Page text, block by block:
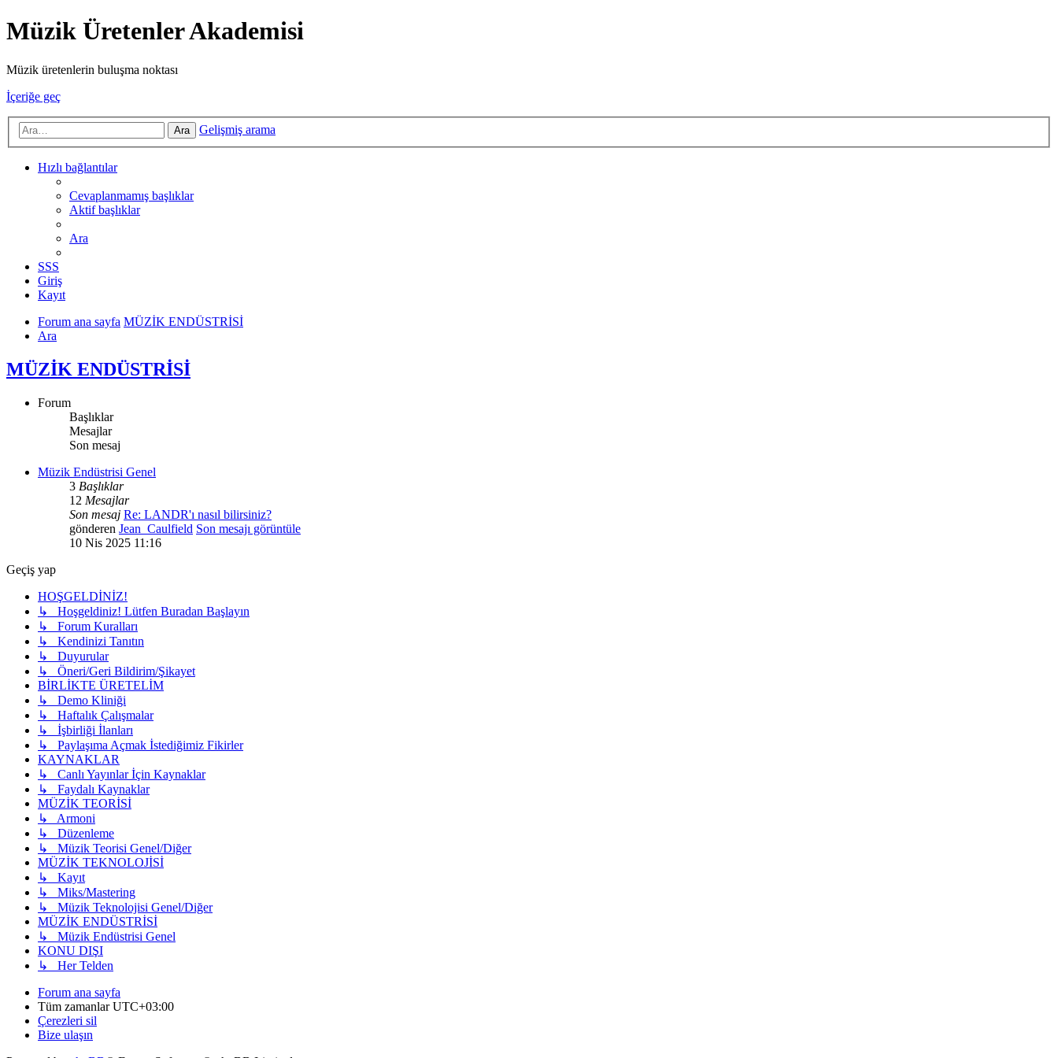
Müzik Üretenler Akademisi
Müzik üretenlerin buluşma noktası
İçeriğe geç
Ara Gelişmiş arama
Hızlı bağlantılar
Cevaplanmamış başlıklar
Aktif başlıklar
Ara
SSS
Giriş
Kayıt
Forum ana sayfa MÜZİK ENDÜSTRİSİ
Ara
MÜZİK ENDÜSTRİSİ
Forum
Başlıklar
Mesajlar
Son mesaj
Müzik Endüstrisi Genel
3 Başlıklar
12 Mesajlar
Son mesaj Re: LANDR'ı nasıl bilirsiniz?
gönderen Jean_Caulfield Son mesajı görüntüle
10 Nis 2025 11:16
Geçiş yap
HOŞGELDİNİZ!
↳ Hoşgeldiniz! Lütfen Buradan Başlayın
↳ Forum Kuralları
↳ Kendinizi Tanıtın
↳ Duyurular
↳ Öneri/Geri Bildirim/Şikayet
BİRLİKTE ÜRETELİM
↳ Demo Kliniği
↳ Haftalık Çalışmalar
↳ İşbirliği İlanları
↳ Paylaşıma Açmak İstediğimiz Fikirler
KAYNAKLAR
↳ Canlı Yayınlar İçin Kaynaklar
↳ Faydalı Kaynaklar
MÜZİK TEORİSİ
↳ Armoni
↳ Düzenleme
↳ Müzik Teorisi Genel/Diğer
MÜZİK TEKNOLOJİSİ
↳ Kayıt
↳ Miks/Mastering
↳ Müzik Teknolojisi Genel/Diğer
MÜZİK ENDÜSTRİSİ
↳ Müzik Endüstrisi Genel
KONU DIŞI
↳ Her Telden
Forum ana sayfa
Tüm zamanlarUTC+03:00
Çerezleri sil
Bize ulaşın